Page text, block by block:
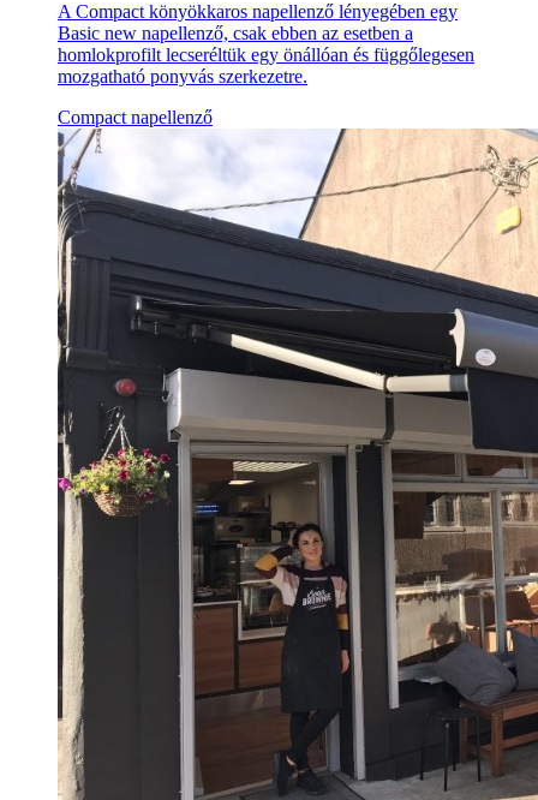
A Compact könyökkaros napellenző lényegében egy
Basic new napellenző, csak ebben az esetben a
homlokprofilt lecseréltük egy önállóan és függőlegesen
mozgatható ponyvás szerkezetre.
Compact napellenző